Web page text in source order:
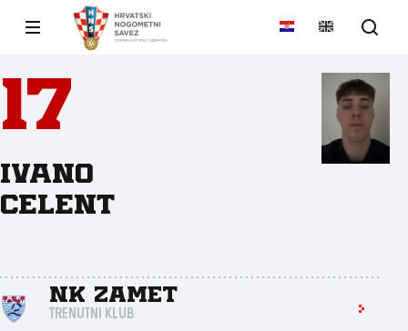
17
Ivano
Celent
NK Zamet
TRENUTNI KLUB